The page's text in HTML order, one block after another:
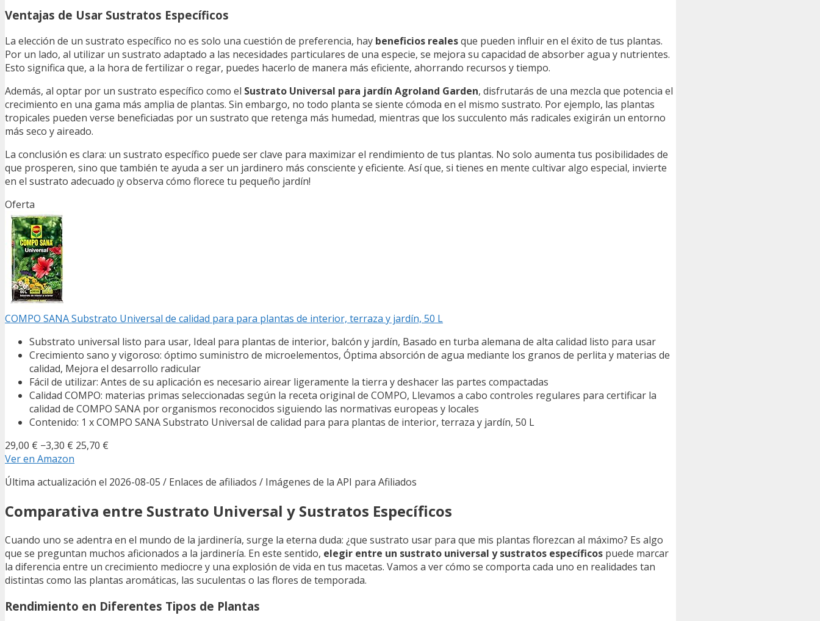
Ventajas de Usar Sustratos Específicos
La elección de un sustrato específico no es solo una cuestión de preferencia, hay beneficios realesque pueden influir en el éxito de tus plantas.
Por un lado, al utilizar un sustrato adaptado a las necesidades particulares de una especie, se mejora su capacidad de absorber agua y nutrientes.
Esto significa que, a la hora de fertilizar o regar, puedes hacerlo de manera más eficiente, ahorrando recursos y tiempo.
Además, al optar por un sustrato específico como el Sustrato Universal para jardín Agroland Garden, disfrutarás de una mezcla que potencia el
crecimiento en una gama más amplia de plantas. Sin embargo, no todo planta se siente cómoda en el mismo sustrato. Por ejemplo, las plantas
tropicales pueden verse beneficiadas por un sustrato que retenga más humedad, mientras que los succulento más radicales exigirán un entorno
más seco y aireado.
La conclusión es clara: un sustrato específico puede ser clave para maximizar el rendimiento de tus plantas. No solo aumenta tus posibilidades de
que prosperen, sino que también te ayuda a ser un jardinero más consciente y eficiente. Así que, si tienes en mente cultivar algo especial, invierte
en el sustrato adecuado ¡y observa cómo florece tu pequeño jardín!
Oferta
COMPO SANA Substrato Universal de calidad para para plantas de interior, terraza y jardín, 50 L
Substrato universal listo para usar, Ideal para plantas de interior, balcón y jardín, Basado en turba alemana de alta calidad listo para usar
Crecimiento sano y vigoroso: óptimo suministro de microelementos, Óptima absorción de agua mediante los granos de perlita y materias de
calidad, Mejora el desarrollo radicular
Fácil de utilizar: Antes de su aplicación es necesario airear ligeramente la tierra y deshacer las partes compactadas
Calidad COMPO: materias primas seleccionadas según la receta original de COMPO, Llevamos a cabo controles regulares para certificar la
calidad de COMPO SANA por organismos reconocidos siguiendo las normativas europeas y locales
Contenido: 1 x COMPO SANA Substrato Universal de calidad para para plantas de interior, terraza y jardín, 50 L
29,00 € −3,30 € 25,70 €
Ver en Amazon
Última actualización el 2026-08-05 / Enlaces de afiliados / Imágenes de la API para Afiliados
Comparativa entre Sustrato Universal y Sustratos Específicos
Cuando uno se adentra en el mundo de la jardinería, surge la eterna duda: ¿que sustrato usar para que mis plantas florezcan al máximo? Es algo
que se preguntan muchos aficionados a la jardinería. En este sentido, elegir entre un sustrato universal y sustratos específicos puede marcar
la diferencia entre un crecimiento mediocre y una explosión de vida en tus macetas. Vamos a ver cómo se comporta cada uno en realidades tan
distintas como las plantas aromáticas, las suculentas o las flores de temporada.
Rendimiento en Diferentes Tipos de Plantas